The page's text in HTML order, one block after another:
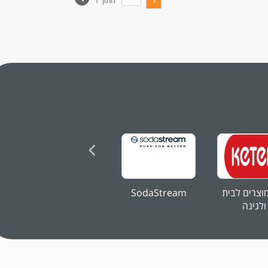
לבית
ולגינה
SodaStream